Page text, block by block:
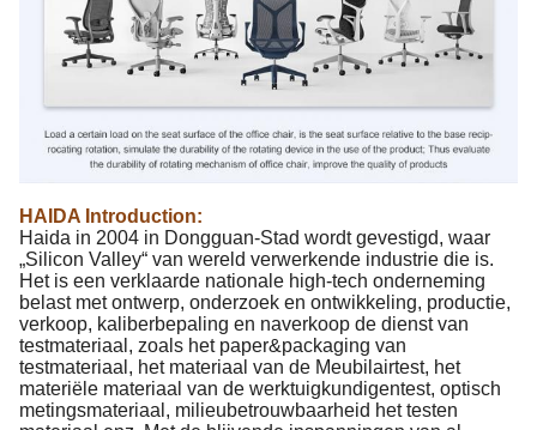
HAIDA Introduction:
Haida in 2004 in Dongguan-Stad wordt gevestigd, waar
„Silicon Valley“ van wereld verwerkende industrie die is.
Het is een verklaarde nationale high-tech onderneming
belast met ontwerp, onderzoek en ontwikkeling, productie,
verkoop, kaliberbepaling en naverkoop de dienst van
testmateriaal, zoals het paper&packaging van
testmateriaal, het materiaal van de Meubilairtest, het
materiële materiaal van de werktuigkundigentest, optisch
metingsmateriaal, milieubetrouwbaarheid het testen